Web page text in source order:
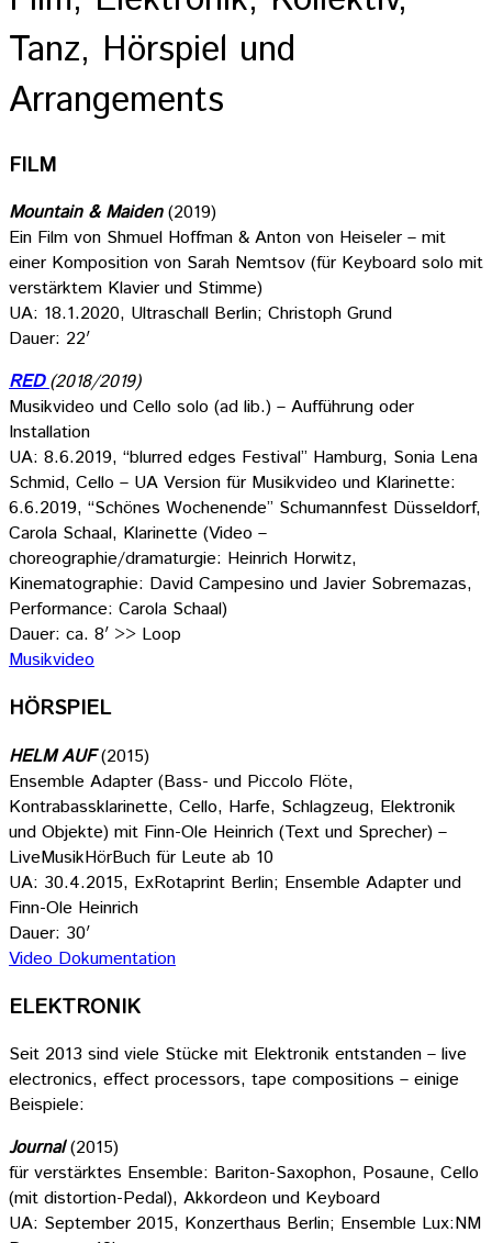
Tanz, Hörspiel und
Arrangements
FILM
Mountain & Maiden(2019)
Ein Film von Shmuel Hoffman & Anton von Heiseler – mit
einer Komposition von Sarah Nemtsov (für Keyboard solo mit
verstärktem Klavier und Stimme)
UA: 18.1.2020, Ultraschall Berlin; Christoph Grund
Dauer: 22′
RED(2018/2019)
Musikvideo und Cello solo (ad lib.) – Aufführung oder
Installation
UA: 8.6.2019, “blurred edges Festival” Hamburg, Sonia Lena
Schmid, Cello – UA Version für Musikvideo und Klarinette:
6.6.2019, “Schönes Wochenende” Schumannfest Düsseldorf,
Carola Schaal, Klarinette (Video –
choreographie/dramaturgie: Heinrich Horwitz,
Kinematographie: David Campesino und Javier Sobremazas,
Performance: Carola Schaal)
Dauer: ca. 8′ >> Loop
Musikvideo
HÖRSPIEL
HELM AUF(2015)
Ensemble Adapter (Bass- und Piccolo Flöte,
Kontrabassklarinette, Cello, Harfe, Schlagzeug, Elektronik
und Objekte) mit Finn-Ole Heinrich (Text und Sprecher) –
LiveMusikHörBuch für Leute ab 10
UA: 30.4.2015, ExRotaprint Berlin; Ensemble Adapter und
Finn-Ole Heinrich
Dauer: 30′
Video Dokumentation
ELEKTRONIK
Seit 2013 sind viele Stücke mit Elektronik entstanden – live
electronics, effect processors, tape compositions – einige
Beispiele:
Journal (2015)
für verstärktes Ensemble: Bariton-Saxophon, Posaune, Cello
(mit distortion-Pedal), Akkordeon und Keyboard
UA: September 2015, Konzerthaus Berlin; Ensemble Lux:NM